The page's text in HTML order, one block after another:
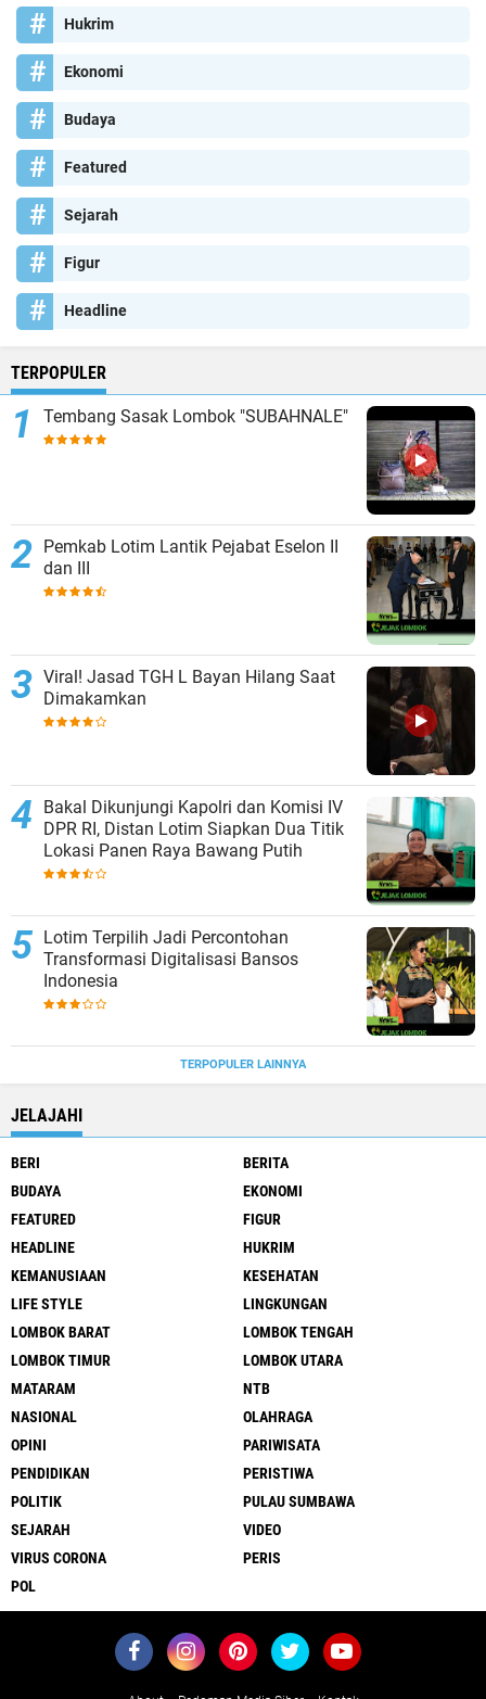
Hukrim
Ekonomi
Budaya
Featured
Sejarah
Figur
Headline
TERPOPULER
Tembang Sasak Lombok "SUBAHNALE"
Pemkab Lotim Lantik Pejabat Eselon II
dan III
Viral! Jasad TGH L Bayan Hilang Saat
Dimakamkan
Bakal Dikunjungi Kapolri dan Komisi IV
DPR RI, Distan Lotim Siapkan Dua Titik
Lokasi Panen Raya Bawang Putih
Lotim Terpilih Jadi Percontohan
Transformasi Digitalisasi Bansos
Indonesia
TERPOPULER LAINNYA
JELAJAHI
BERI
BERITA
BUDAYA
EKONOMI
FEATURED
FIGUR
HEADLINE
HUKRIM
KEMANUSIAAN
KESEHATAN
LIFE STYLE
LINGKUNGAN
LOMBOK BARAT
LOMBOK TENGAH
LOMBOK TIMUR
LOMBOK UTARA
MATARAM
NTB
NASIONAL
OLAHRAGA
OPINI
PARIWISATA
PENDIDIKAN
PERISTIWA
POLITIK
PULAU SUMBAWA
SEJARAH
VIDEO
VIRUS CORONA
PERIS
POL